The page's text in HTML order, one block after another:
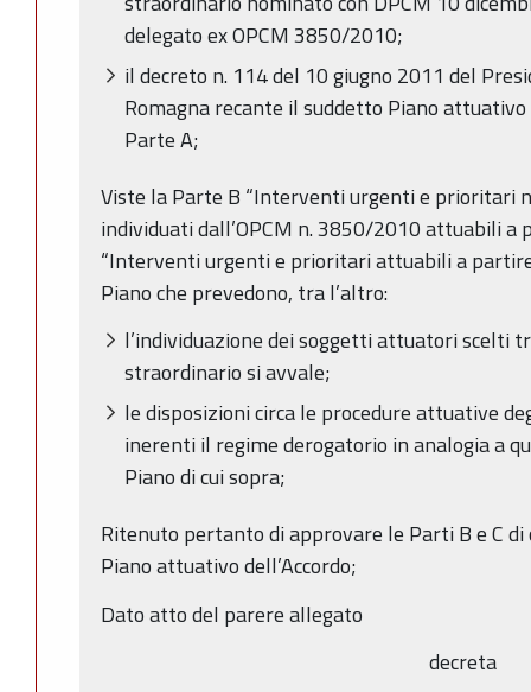
delegato ex OPCM 3850/2010;
il decreto n. 114 del 10 giugno 2011 del
Romagna recante il suddetto Piano
Parte A;
Viste la Parte B “Interventi urgenti e prioritari
individuati dall’OPCM n. 3850/2010 attuabili a
“Interventi urgenti e prioritari attuabili a
Piano che prevedono, tra l’altro:
l’individuazione dei soggetti attuatori scelti
straordinario si avvale;
le disposizioni circa le procedure attuative
inerenti il regime derogatorio in analogia a
Piano di cui sopra;
Ritenuto pertanto di approvare le Parti B e C
Piano attuativo dell’Accordo;
Dato atto del parere allegato
decreta